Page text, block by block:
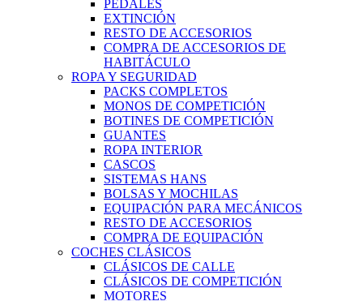
PEDALES
EXTINCIÓN
RESTO DE ACCESORIOS
COMPRA DE ACCESORIOS DE
HABITÁCULO
ROPA Y SEGURIDAD
PACKS COMPLETOS
MONOS DE COMPETICIÓN
BOTINES DE COMPETICIÓN
GUANTES
ROPA INTERIOR
CASCOS
SISTEMAS HANS
BOLSAS Y MOCHILAS
EQUIPACIÓN PARA MECÁNICOS
RESTO DE ACCESORIOS
COMPRA DE EQUIPACIÓN
COCHES CLÁSICOS
CLÁSICOS DE CALLE
CLÁSICOS DE COMPETICIÓN
MOTORES